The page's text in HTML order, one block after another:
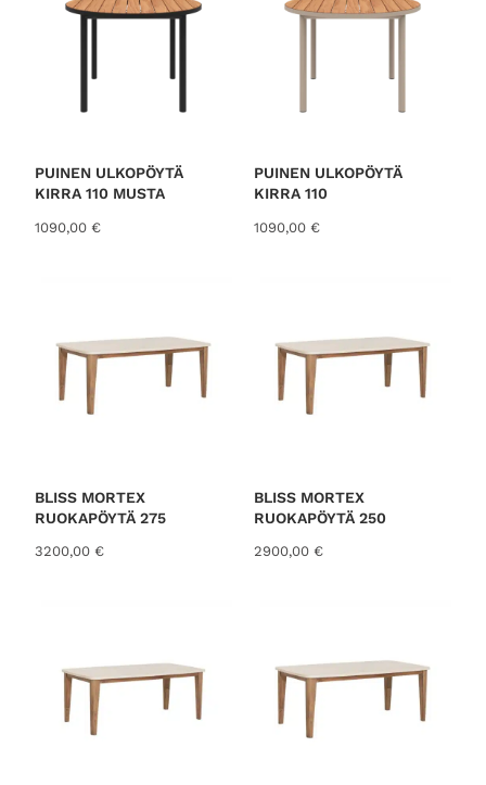
PUINEN ULKOPÖYTÄ
KIRRA 110 MUSTA
1090,00 €
PUINEN ULKOPÖYTÄ
KIRRA 110
1090,00 €
BLISS MORTEX
RUOKAPÖYTÄ 275
3200,00 €
BLISS MORTEX
RUOKAPÖYTÄ 250
2900,00 €